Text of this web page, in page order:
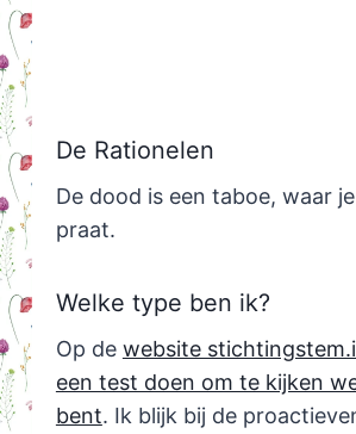
De Rationelen
De dood is een taboe, waar
praat.
Welke type ben ik?
Op de website
een test doen om te kijken
bent. Ik blijk bij de